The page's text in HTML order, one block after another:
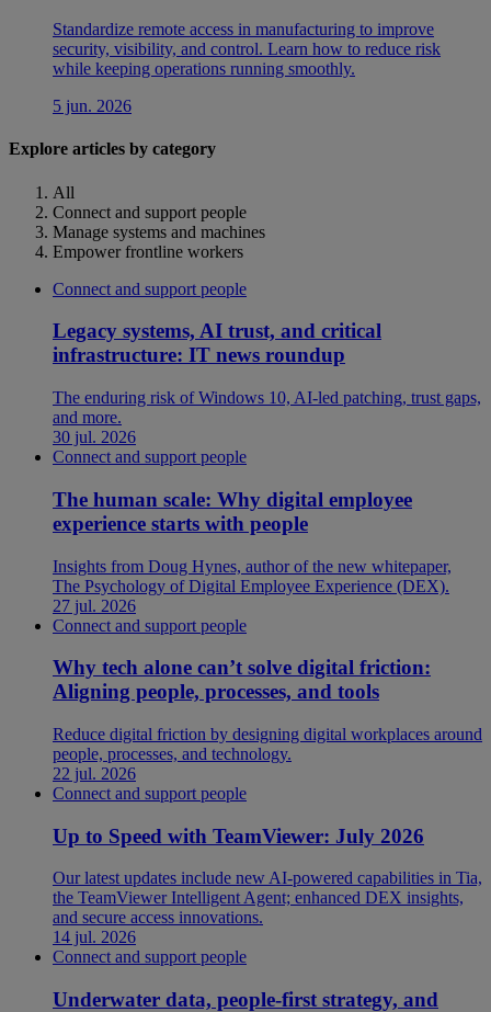
Standardize remote access in manufacturing to improve
security, visibility, and control. Learn how to reduce risk
while keeping operations running smoothly.
5 jun. 2026
Explore articles by category
All
Connect and support people
Manage systems and machines
Empower frontline workers
Connect and support people
Legacy systems, AI trust, and critical
infrastructure: IT news roundup
The enduring risk of Windows 10, AI-led patching, trust gaps,
and more.
30 jul. 2026
Connect and support people
The human scale: Why digital employee
experience starts with people
Insights from Doug Hynes, author of the new whitepaper,
The Psychology of Digital Employee Experience (DEX).
27 jul. 2026
Connect and support people
Why tech alone can’t solve digital friction:
Aligning people, processes, and tools
Reduce digital friction by designing digital workplaces around
people, processes, and technology.
22 jul. 2026
Connect and support people
Up to Speed with TeamViewer: July 2026
Our latest updates include new AI-powered capabilities in Tia,
the TeamViewer Intelligent Agent; enhanced DEX insights,
and secure access innovations.
14 jul. 2026
Connect and support people
Underwater data, people-first strategy, and